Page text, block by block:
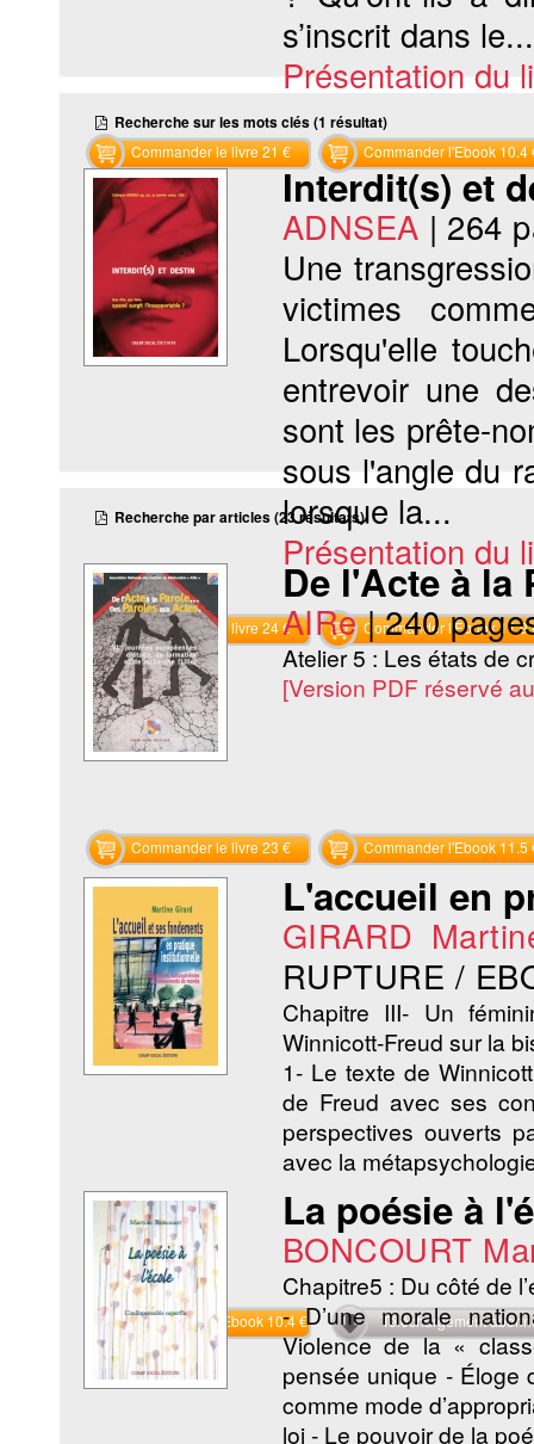
s’inscrit dans le...
Présentation du
Commander le livre 21 € Commander l'Ebook 10.4
Recherche sur les mots clés (1 résultat)
Interdit(s) et
ADNSEA | 264
Une
victimes
Lorsqu'elle
entrevoir une
sont les prête-
sous l'angle du
lorsque la...
Présentation du
Commander le livre 24 € Commander l'Ebook 11.9
Recherche par articles (23 résultats)
De l'Acte à la
AIRe |240
Atelier 5 : Les états de
[Version PDF réservé
Commander le livre 23 € Commander l'Ebook 11.5
L'accueil en
GIRARD
RUPTURE /
Chapitre III- Un
Winnicott-Freud sur la
1- Le texte de
de Freud avec ses
perspectives ouverts
avec la
Commander l'Ebook 10.4 € Téléchargement
La poésie à
BONCOURT
Chapitre5 : Du côté de
- D’une morale
Violence de la «
pensée unique - Éloge
comme mode
loi - Le pouvoir de la